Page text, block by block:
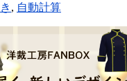
, 自動計算